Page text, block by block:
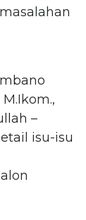
–
isu-isu